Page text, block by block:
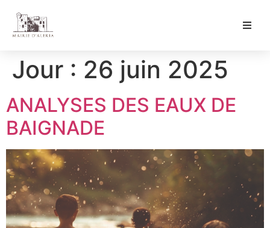
Jour : 26 juin 2025
ANALYSES DES EAUX DE
BAIGNADE